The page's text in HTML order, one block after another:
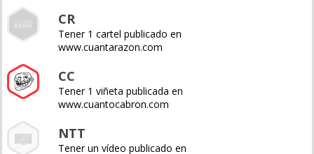
CR
Tener 1 cartel publicado en
www.cuantarazon.com
CC
Tener 1 viñeta publicada en
www.cuantocabron.com
NTT
Tener un vídeo publicado en